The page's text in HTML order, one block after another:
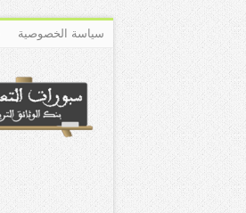
سياسة الخصوصية